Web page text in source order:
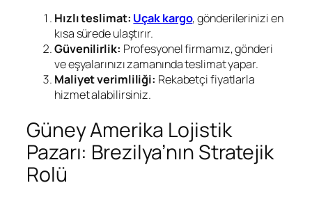
Hızlı teslimat: Uçak kargo, gönderilerinizi en
kısa sürede ulaştırır.
Güvenilirlik: Profesyonel firmamız, gönderi
ve eşyalarınızı zamanında teslimat yapar.
Maliyet verimliliği: Rekabetçi fiyatlarla
hizmet alabilirsiniz.
Güney Amerika Lojistik
Pazarı: Brezilya’nın Stratejik
Rolü